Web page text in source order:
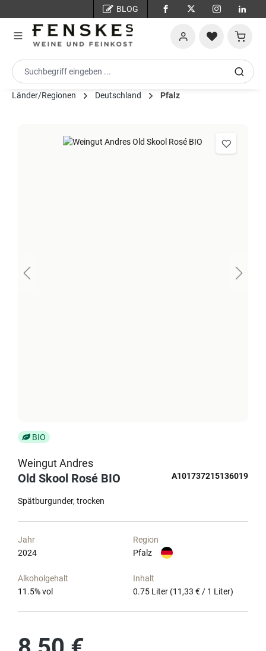
BLOG
Länder/Regionen Deutschland Pfalz
BIO
Weingut Andres
Old Skool Rosé BIO A101737215136019
Spätburgunder trocken
Jahr
2024
Region
Pfalz
Alkoholgehalt
11.5% vol
Inhalt
0.75 Liter (11,33 € / 1 Liter)